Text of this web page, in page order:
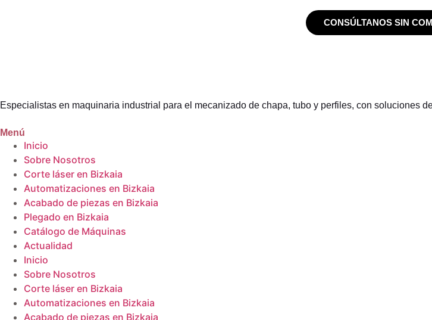
CONSÚLTANOS SIN
Especialistas en maquinaria industrial para el mecanizado de chapa, tubo y perfiles, con soluciones
Menú
Inicio
Sobre Nosotros
Corte láser en Bizkaia
Automatizaciones en Bizkaia
Acabado de piezas en Bizkaia
Plegado en Bizkaia
Catálogo de Máquinas
Actualidad
Inicio
Sobre Nosotros
Corte láser en Bizkaia
Automatizaciones en Bizkaia
Acabado de piezas en Bizkaia